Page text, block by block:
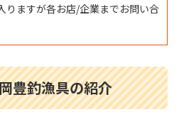
りますが各お店/企業までお問い合
豊釣漁具の紹介